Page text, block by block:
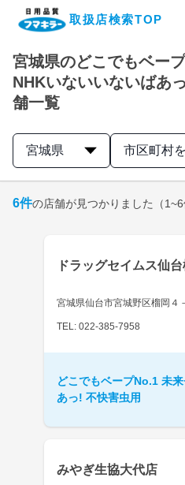
取扱店検索TOP
企業・IR情報サイト
オンラインショップ
製品検索はこちら
宮城県のどこでもベー
NHKいないいないばあ
舗一覧
宮城県 市区町村
6件の店舗が見つかりました （
ドラッグセイムス仙
宮城県仙台市宮城野区榴岡４
TEL: 022-385-7958
どこでもベープNo.1 未
あっ! 不快害虫用
みやぎ生協大代店